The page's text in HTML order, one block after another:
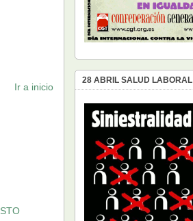
Ir a inicio
28 ABRIL SALUD LABORAL